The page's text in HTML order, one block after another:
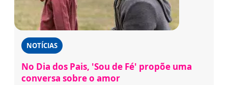
NOTÍCIAS
No Dia dos Pais, 'Sou de Fé' propõe uma
conversa sobre o amor